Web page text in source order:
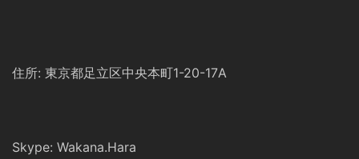
住所: 東京都足立区中央本町1-20-17A
Skype: Wakana.Hara